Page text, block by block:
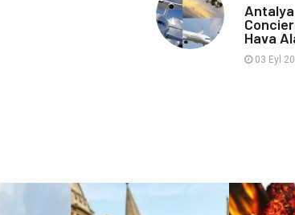
Bilişim
Servisleri
Hava
03 Eyl